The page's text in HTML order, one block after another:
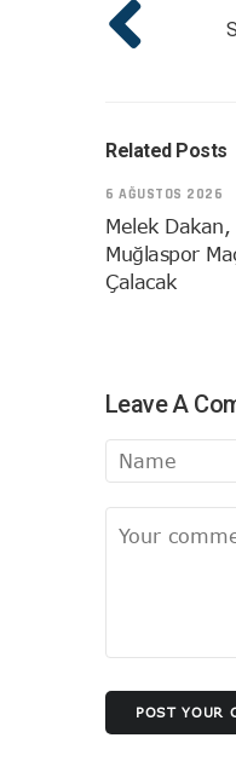
Related Posts
6 AĞUSTOS 2026
Melek Dakan,
Muğlaspor
Çalacak
Leave A
POST